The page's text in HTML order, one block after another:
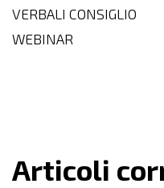
VERBALI CONSIGLIO
WEBINAR
Articoli